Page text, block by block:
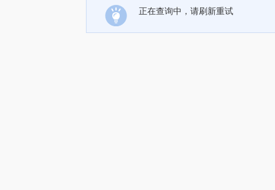
正在查询中，请刷新重试